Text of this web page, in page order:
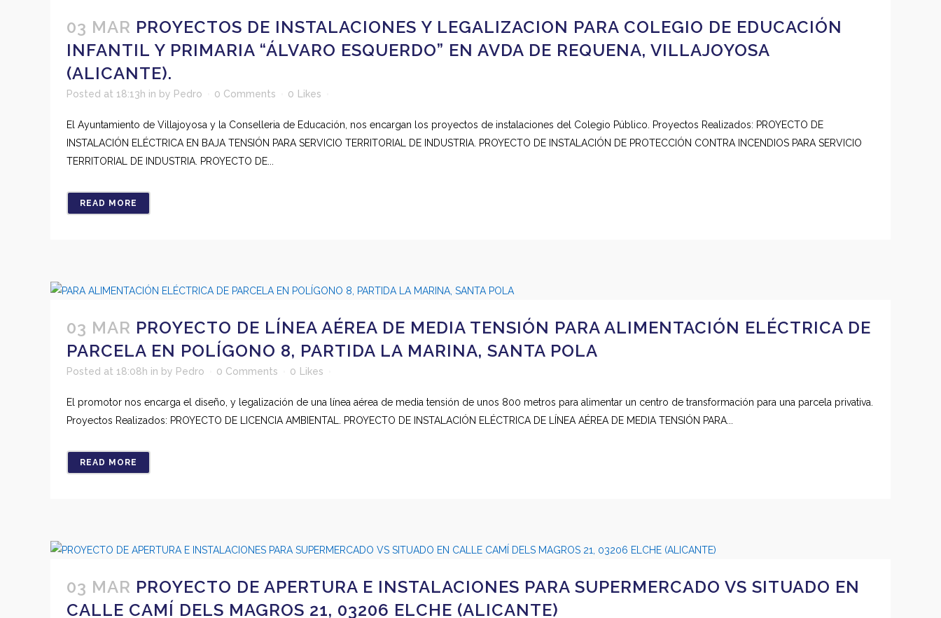
03 MAR PROYECTOS DE INSTALACIONES Y LEGALIZACION PARA COLEGIO DE EDUCACIÓN
INFANTIL Y PRIMARIA “ÁLVARO ESQUERDO” EN AVDA DE REQUENA, VILLAJOYOSA
(ALICANTE).
Posted at 18:13h in by Pedro 0 Comments 0 Likes
El Ayuntamiento de Villajoyosa y la Conselleria de Educación, nos encargan los proyectos de instalaciones del Colegio Público. Proyectos Realizados: PROYECTO DE
INSTALACIÓN ELÉCTRICA EN BAJA TENSIÓN PARA SERVICIO TERRITORIAL DE INDUSTRIA. PROYECTO DE INSTALACIÓN DE PROTECCIÓN CONTRA INCENDIOS PARA SERVICIO
TERRITORIAL DE INDUSTRIA. PROYECTO DE...
READ MORE
03 MAR PROYECTO DE LÍNEA AÉREA DE MEDIA TENSIÓN PARA ALIMENTACIÓN ELÉCTRICA DE
PARCELA EN POLÍGONO 8, PARTIDA LA MARINA, SANTA POLA
Posted at 18:08h in by Pedro 0 Comments 0 Likes
El promotor nos encarga el diseño, y legalización de una línea aérea de media tensión de unos 800 metros para alimentar un centro de transformación para una parcela privativa.
Proyectos Realizados: PROYECTO DE LICENCIA AMBIENTAL. PROYECTO DE INSTALACIÓN ELÉCTRICA DE LÍNEA AÉREA DE MEDIA TENSIÓN PARA...
READ MORE
03 MAR PROYECTO DE APERTURA E INSTALACIONES PARA SUPERMERCADO VS SITUADO EN
CALLE CAMÍ DELS MAGROS 21, 03206 ELCHE (ALICANTE)